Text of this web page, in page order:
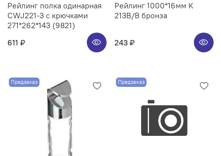
Рейлинг полка одинарная
CWJ221-3 с крючками
271*262*143 (9821)
611 ₽
Рейлинг 1000*16мм K
213B/B бронза
243 ₽
Предзаказ Предзаказ